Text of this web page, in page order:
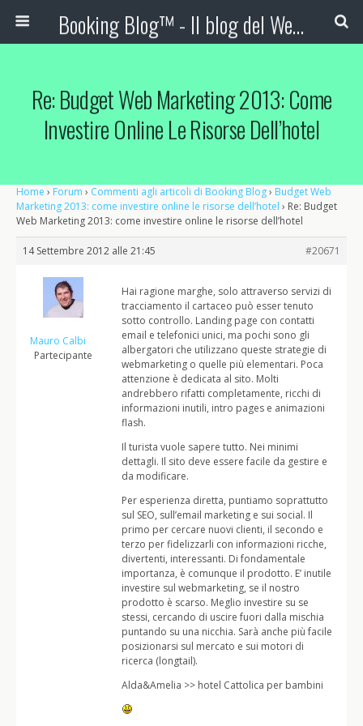
Booking Blog™ - Il blog del Web Marketing Turistico
Re: Budget Web Marketing 2013: Come
Investire Online Le Risorse Dell’hotel
Home › Forum › Commenti agli articoli di Booking Blog› Budget Web
Marketing 2013: come investire online le risorse dell’hotel › Re: Budget
Web Marketing 2013: come investire online le risorse dell’hotel
14 Settembre 2012 alle 21:45 #20671
Mauro Calbi
Partecipante
Hai ragione marghe, solo attraverso servizi di
tracciamento il cartaceo può esser tenuto
sotto controllo. Landing page con contatti
email e telefonici unici, ma pochi sono gli
albergatori che utilizzano queste strategie di
webmarketing o quelle più elementari. Poca
attenzione è dedicata al sito. Molti
andrebbero rifatti completamente, ricchi di
informazioni inutili, intro pages e animazioni
flash.
Il turista vuole sapere tutto. Nei minimi
dettagli. Il sito deve essere facile da gestire e
da modificare.
Per esperienza diretta, puntiamo soprattutto
sul SEO, sull’email marketing e sui social. Il
primo per cercare nuovi clienti, il secondo e
terzo per fidelizzarli con informazioni ricche,
divertenti, interessanti. Di fondamentale
importanza, è comunque il prodotto. E’ inutile
investire sul webmarketing, se il nostro
prodotto è scarso. Meglio investire su se
stessi, cercando di uscire fuori dalla mischia
puntando su una nicchia. Sarà anche più facile
posizionarsi sul mercato e sui motori di
ricerca (longtail).
Alda&Amelia >> hotel Cattolica per bambini